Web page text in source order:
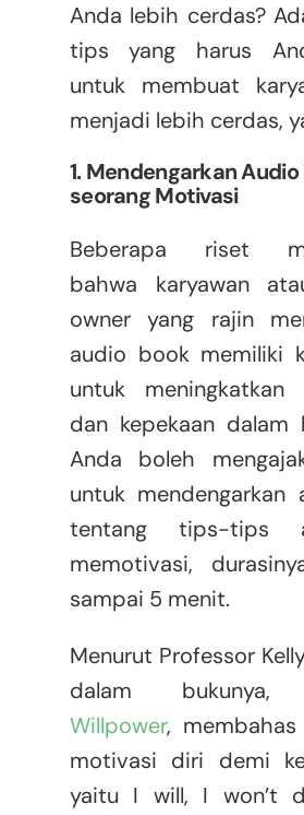
Anda lebih cerdas?
tips yang harus
untuk membuat
menjadi lebih cerdas,
1. Mendengarkan
seorang Motivasi
Beberapa riset
bahwa karyawan
owner yang rajin
audio book memiliki
untuk meningkatkan
dan kepekaan dalam
Anda boleh
untuk mendengarkan
tentang tips-tips
memotivasi,
sampai 5 menit.
Menurut Professor
dalam
Willpower,
motivasi diri demi
yaitu I will, I won’t